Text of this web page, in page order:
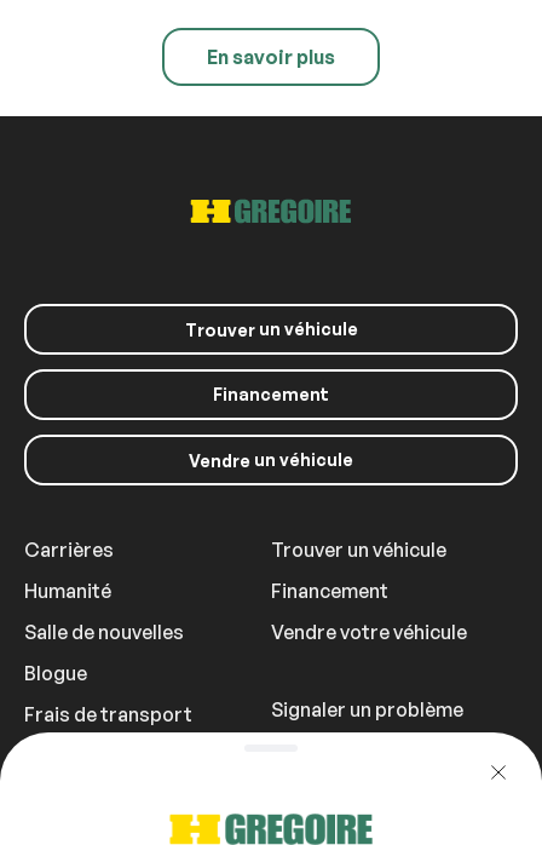
En savoir plus
Trouverun véhicule
Financement
Vendre un véhicule
Carrières
Humanité
Salle de nouvelles
Blogue
Frais de transport
Trouver un véhicule
Financement
Vendre votre véhicule
Signaler un problème